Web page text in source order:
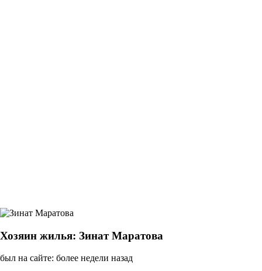
Хозяин жилья: Зинат Маратова
был на сайте: более недели назад